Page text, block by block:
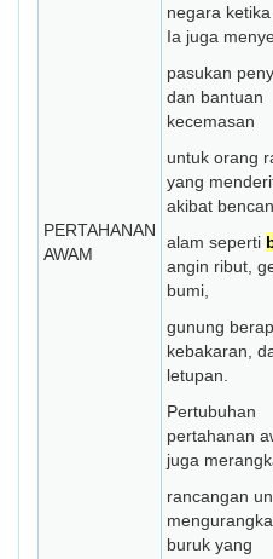
PERTAHANAN
AWAM
negara ketika
Ia juga
pasukan
dan bantuan
kecemasan
untuk orang
yang
akibat
alam seperti
angin ribut,
bumi,
gunung
kebakaran,
letupan.
Pertubuhan
pertahanan
juga
rancangan
buruk yang